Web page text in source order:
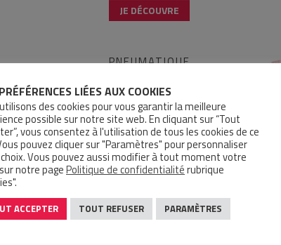
JE DÉCOUVRE
PNEUMATIQUE
Composants pneumatiques -
Tuyaux - Raccords -
Électrovannes - Préhension
JE DÉCOUVRE
MOTORISATION
LIÉES AUX COOKIES
des cookies pour vous garantir la meilleure
possible sur notre site web. En cliquant sur “Tout
vous consentez à l'utilisation de tous les cookies de ce
pouvez cliquer sur "Paramètres" pour personnaliser
Vous pouvez aussi modifier à tout moment votre
notre pagePolitique de confidentialitérubrique
ACCEPTER TOUT REFUSER PARAMÈTRES